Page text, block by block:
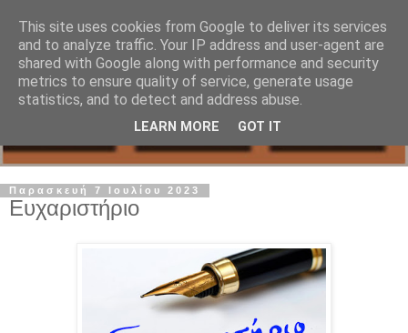
Παρασκευή 7 Ιουλίου 2023
Ευχαριστήριο
This site uses cookies from Google to deliver its services
and to analyze traffic. Your IP address and user-agent are
shared with Google along with performance and security
metrics to ensure quality of service, generate usage
statistics, and to detect and address abuse.
LEARN MORE GOT IT